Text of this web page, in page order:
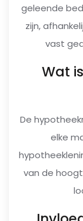
geleende
zijn,
vast
Wat
De
elke
van de